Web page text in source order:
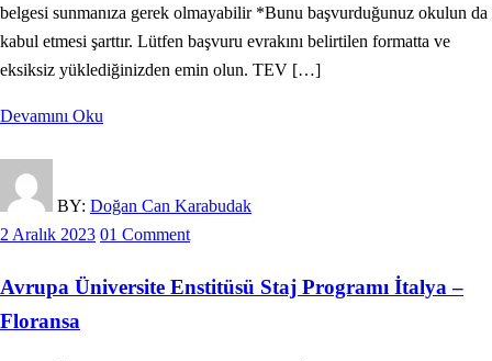
belgesi sunmanıza gerek olmayabilir *Bunu başvurduğunuz okulun da
kabul etmesi şarttır. Lütfen başvuru evrakını belirtilen formatta ve
eksiksiz yüklediğinizden emin olun. TEV […]
Devamını Oku
BY: Doğan Can Karabudak
2 Aralık 2023 01 Comment
Avrupa Üniversite Enstitüsü Staj Programı İtalya –
Floransa